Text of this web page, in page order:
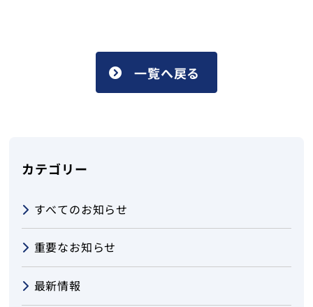
一覧へ戻る
カテゴリー
すべてのお知らせ
重要なお知らせ
最新情報